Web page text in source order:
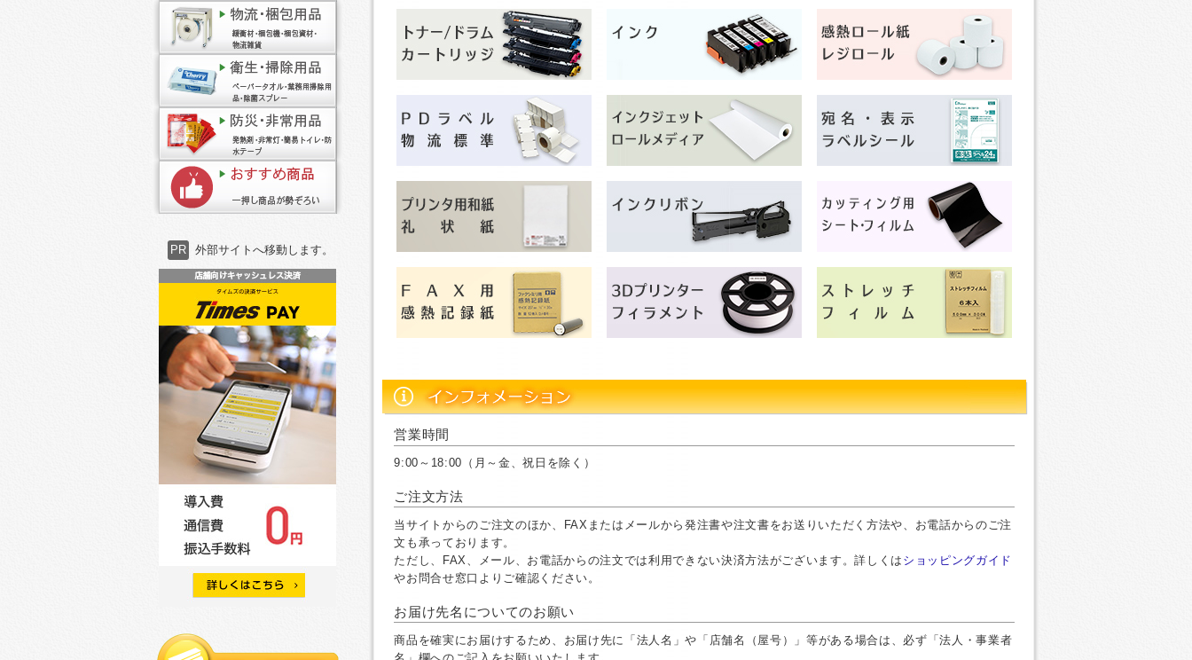
PR 外部サイトへ移動します。
営業時間
9:00～18:00（月～金、祝日を除く）
ご注文方法
当サイトからのご注文のほか、FAXまたはメールから発注書や注文書をお送りいただく方法や、お電話からのご注
文も承っております。
ただし、FAX、メール、お電話からの注文では利用できない決済方法がございます。詳しくは ショッピングガイド
やお問合せ窓口よりご確認ください。
お届け先名についてのお願い
商品を確実にお届けするため、お届け先に「法人名」や「店舗名（屋号）」等がある場合は、必ず「法人・事業者